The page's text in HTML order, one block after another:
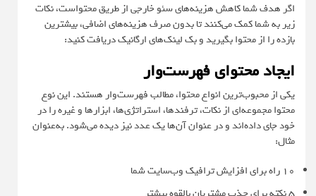
اگر هدف شما کاهش هزینه‌های سئو خارجی از طریق محتواست، نکات
زیر به شما کمک می‌کنند تا بدون صرف هزینه‌های اضافی، بیشترین
بازده را از محتوا بگیرید و بک ‌لینک‌های ارگانیک دریافت کنید:
ایجاد محتوای فهرست‌وار
یکی از محبوب‌ترین انواع محتوا، مطالب فهرست‌وار هستند. این نوع
محتوا مجموعه‌ای از نکات، ترفندها، استراتژی‌ها، ابزارها و غیره را در
خود جای داده‌اند و در عنوان آن‌ها یک عدد نیز دیده می‌شود. به‌عنوان
مثال:
۱۰ راه برای افزایش ترافیک وب‌سایت شما